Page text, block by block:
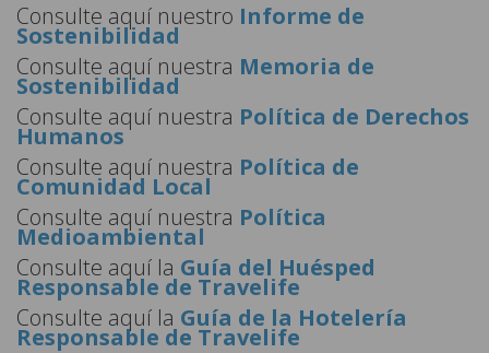
Consulte aquí nuestro Informe de
Sostenibilidad
Consulte aquí nuestra Memoria de
Sostenibilidad
Consulte aquí nuestra Política de Derechos
Humanos
Consulte aquí nuestra Política de
Comunidad Local
Consulte aquí nuestra Política
Medioambiental
Consulte aquí la Guía del Huésped
Responsable de Travelife
Consulte aquí la Guía de la Hotelería
Responsable de Travelife